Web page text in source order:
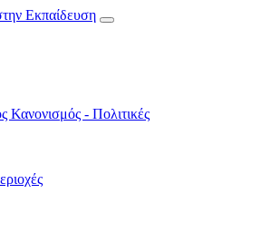
Κανονισμός - Πολιτικές